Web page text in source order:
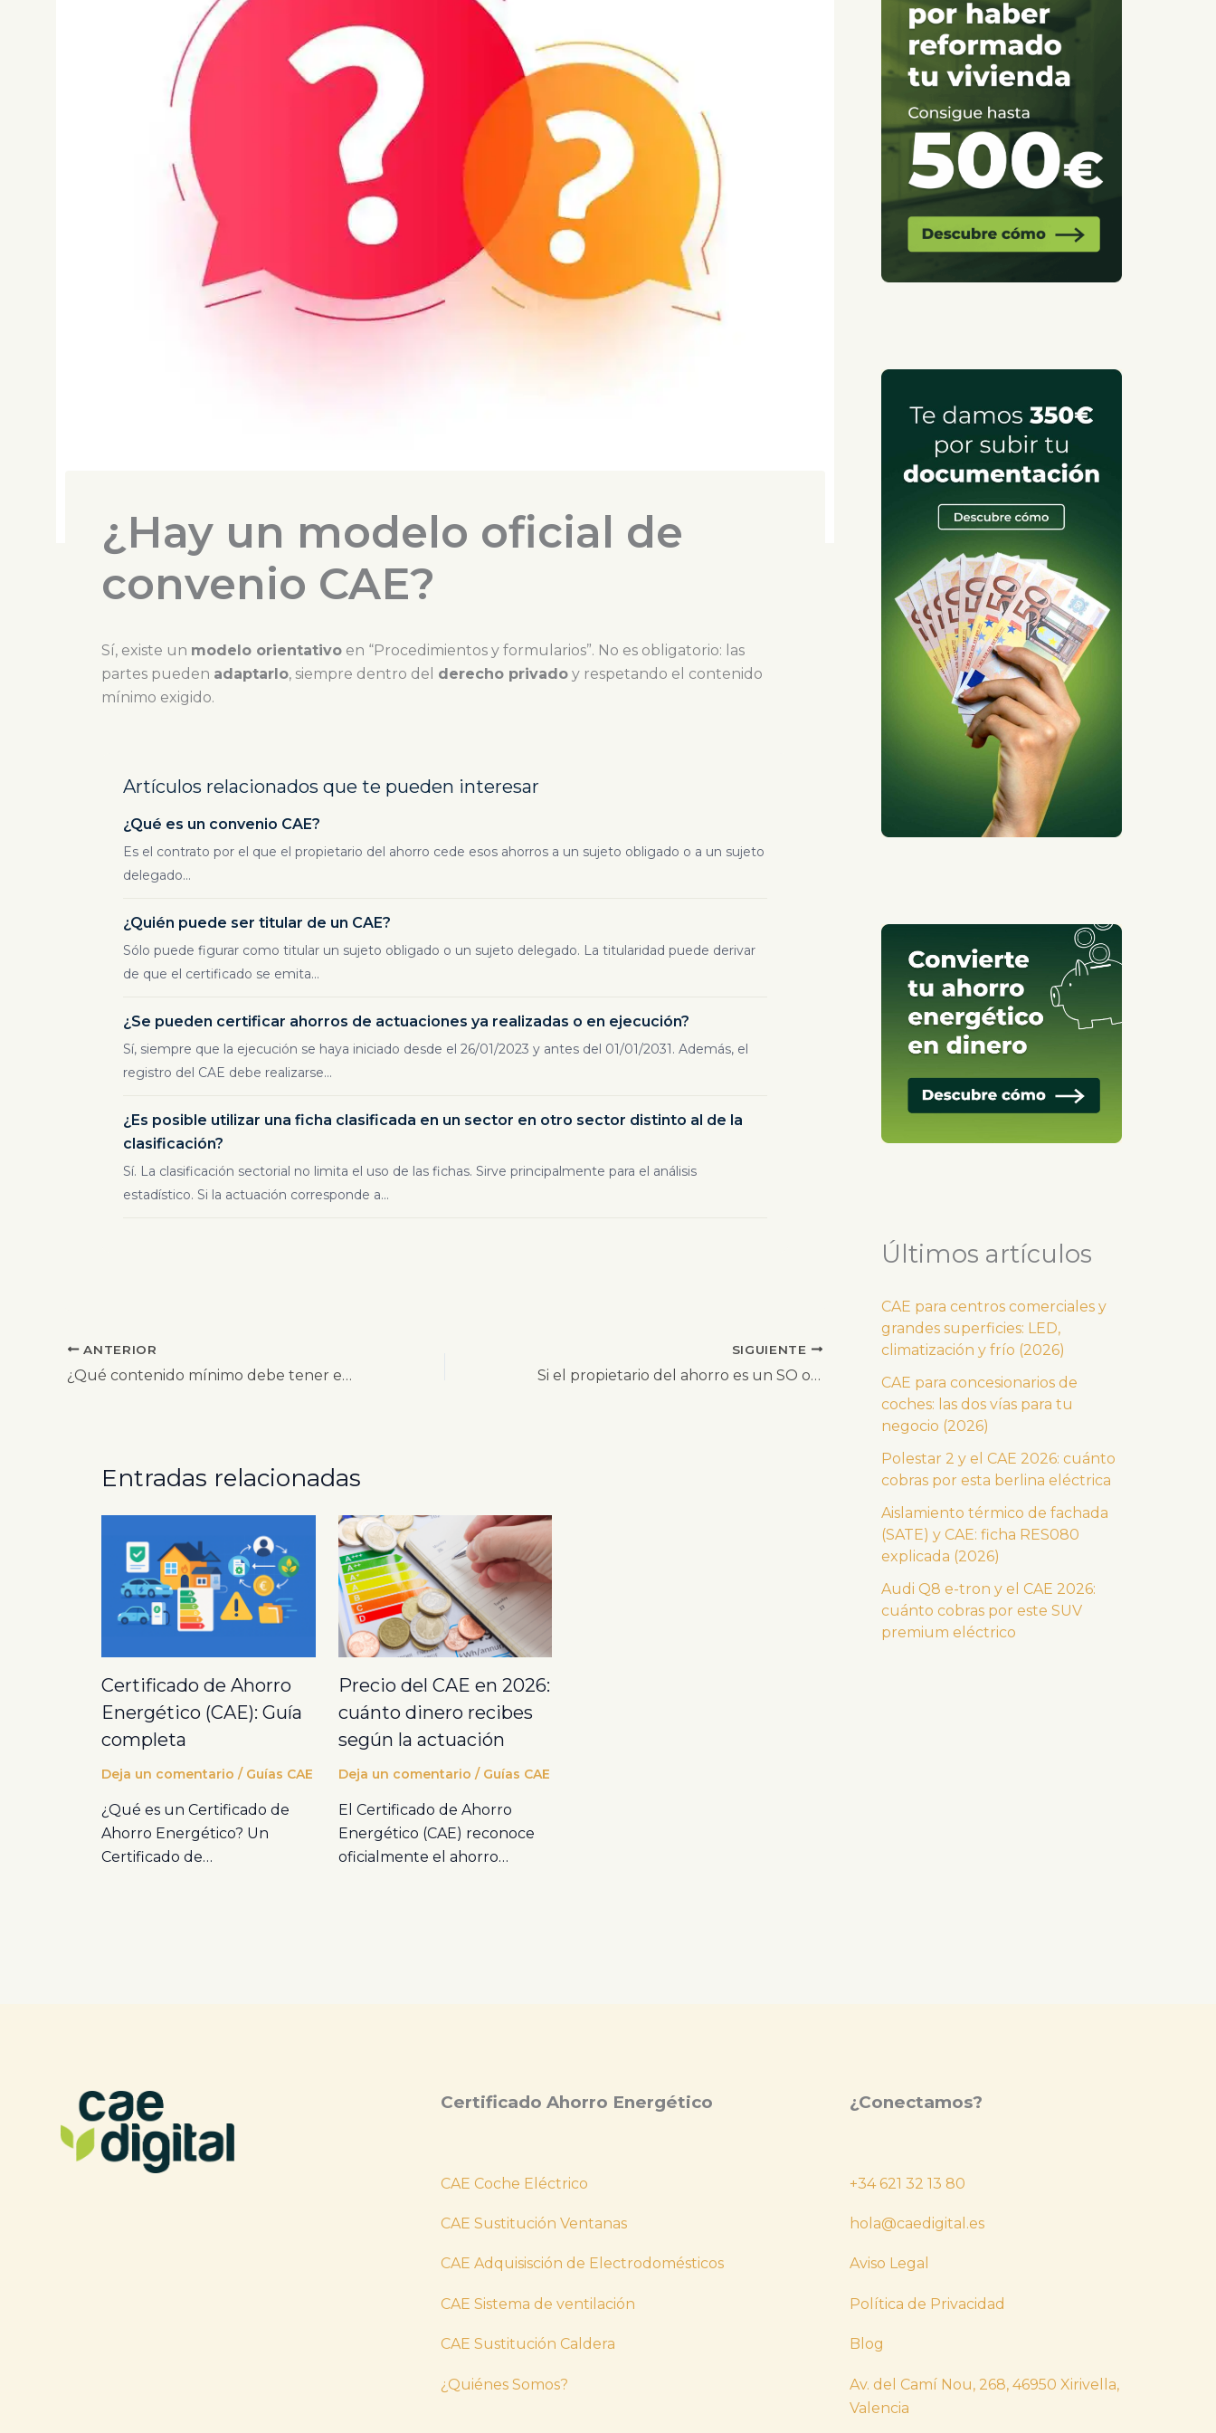
¿Hay un modelo oficial de
convenio CAE?
Sí, existe un modelo orientativo en “Procedimientos y formularios”. No es obligatorio: las
partes pueden adaptarlo, siempre dentro del derecho privado y respetando el contenido
mínimo exigido.
Artículos relacionados que te pueden interesar
¿Qué es un convenio CAE?
Es el contrato por el que el propietario del ahorro cede esos ahorros a un sujeto obligado o a un sujeto
delegado...
¿Quién puede ser titular de un CAE?
Sólo puede figurar como titular un sujeto obligado o un sujeto delegado. La titularidad puede derivar
de que el certificado se emita...
¿Se pueden certificar ahorros de actuaciones ya realizadas o en ejecución?
Sí, siempre que la ejecución se haya iniciado desde el 26/01/2023 y antes del 01/01/2031. Además, el
registro del CAE debe realizarse...
¿Es posible utilizar una ficha clasificada en un sector en otro sector distinto al de la
clasificación?
Sí. La clasificación sectorial no limita el uso de las fichas. Sirve principalmente para el análisis
estadístico. Si la actuación corresponde a...
ANTERIOR
¿Qué contenido mínimo debe tener el convenio CAE?
SIGUIENTE
Si el propietario del ahorro es un SO o un SD, ¿hace falta convenio CAE?
Entradas relacionadas
Certificado de Ahorro
Energético (CAE): Guía
completa
Deja un comentario / Guías CAE
¿Qué es un Certificado de
Ahorro Energético? Un
Certificado de…
Precio del CAE en 2026:
cuánto dinero recibes
según la actuación
Deja un comentario / Guías CAE
El Certificado de Ahorro
Energético (CAE) reconoce
oficialmente el ahorro…
Últimos artículos
CAE para centros comerciales y
grandes superficies: LED,
climatización y frío (2026)
CAE para concesionarios de
coches: las dos vías para tu
negocio (2026)
Polestar 2 y el CAE 2026: cuánto
cobras por esta berlina eléctrica
Aislamiento térmico de fachada
(SATE) y CAE: ficha RES080
explicada (2026)
Audi Q8 e-tron y el CAE 2026:
cuánto cobras por este SUV
premium eléctrico
Certificado Ahorro Energético
CAE Coche Eléctrico
CAE Sustitución Ventanas
CAE Adquisisción de Electrodomésticos
CAE Sistema de ventilación
CAE Sustitución Caldera
¿Quiénes Somos?
¿Conectamos?
+34 621 32 13 80
hola@caedigital.es
Aviso Legal
Política de Privacidad
Blog
Av. del Camí Nou, 268, 46950 Xirivella,
Valencia